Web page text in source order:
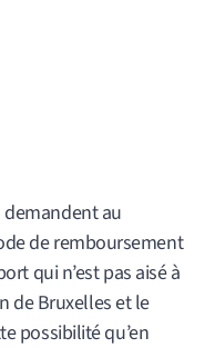
au
de remboursement
qui n’est pas aisé à
de Bruxelles et le
possibilité qu’en